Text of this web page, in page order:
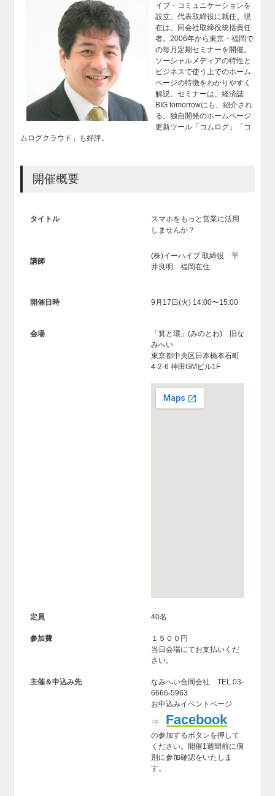
イブ・コミュニケーションを
設立。代表取締役に就任。現
在は、同会社取締役統括責任
者。2006年から東京・福岡で
の毎月定期セミナーを開催。
ソーシャルメディアの特性と
ビジネスで使う上でのホーム
ページの特徴をわかりやすく
解説。セミナーは、経済誌
BIG tomorrowにも、紹介され
る。独自開発のホームページ
更新ツール「コムログ」「コ
ムログクラウド」も好評。
開催概要
タイトル
スマホをもっと営業に活用
しませんか？
講師
(株)イーハイブ 取締役 平
井良明 福岡在住
開催日時 9月17日(火) 14:00〜15:00
会場
「箕と環」(みのとわ) 旧な
みへい
東京都中央区日本橋本石町
4-2-6 神田GMビル1F
定員 40名
参加費
１５００円
当日会場にてお支払いくだ
さい。
主催＆申込み先
なみへい合同会社 TEL.03-
6666-5963
お申込みイベントページ
⇒ Facebook
の参加するボタンを押して
ください。開催1週間前に個
別に参加確認をいたしま
す。